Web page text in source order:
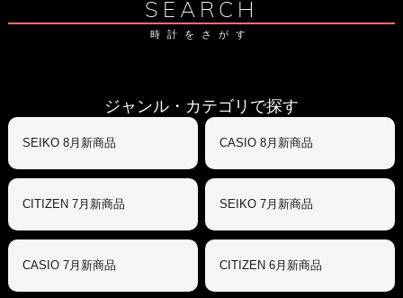
SEARCH
時計をさがす
ジャンル・カテゴリで探す
SEIKO 8月新商品 CASIO 8月新商品
CITIZEN 7月新商品 SEIKO 7月新商品
CASIO 7月新商品 CITIZEN 6月新商品